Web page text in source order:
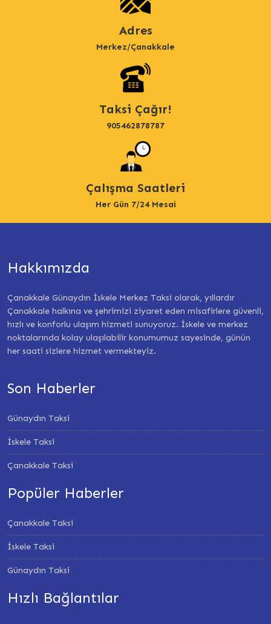
Adres
Merkez/Çanakkale
Taksi Çağır!
905462878787
Çalışma Saatleri
Her Gün 7/24 Mesai
Hakkımızda
Çanakkale Günaydın İskele Merkez Taksi olarak, yıllardır
Çanakkale halkına ve şehrimizi ziyaret eden misafirlere güvenli,
hızlı ve konforlu ulaşım hizmeti sunuyoruz. İskele ve merkez
noktalarında kolay ulaşılabilir konumumuz sayesinde, günün
her saati sizlere hizmet vermekteyiz.
Son Haberler
Günaydın Taksi
İskele Taksi
Çanakkale Taksi
Popüler Haberler
Çanakkale Taksi
İskele Taksi
Günaydın Taksi
Hızlı Bağlantılar